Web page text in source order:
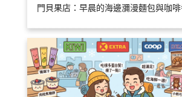
門貝果店：早晨的海邊瀰漫麵包與咖